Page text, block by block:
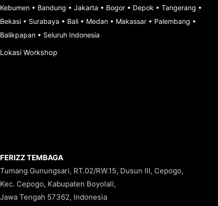
Kebumen • Bandung • Jakarta • Bogor • Depok • Tangerang •
Bekasi • Surabaya • Bali • Medan • Makassar • Palembang •
Balikpapan • Seluruh Indonesia
Lokasi Workshop
FERIZZ TEMBAGA
Tumang Gunungsari, RT.02/RW.15, Dusun III, Cepogo,
Kec. Cepogo, Kabupaten Boyolali,
Jawa Tengah 57362, Indonesia